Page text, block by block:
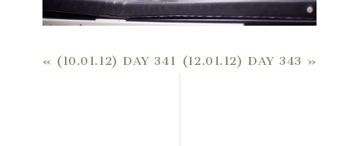
« (10.01.12) DAY 341 (12.01.12) DAY 343 »